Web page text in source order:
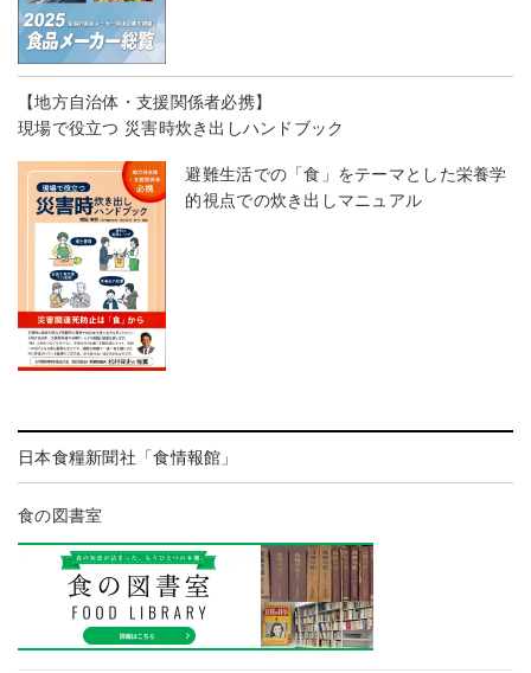
【地方自治体・支援関係者必携】
現場で役立つ 災害時炊き出しハンドブック
避難生活での「食」をテーマとした栄養学
的視点での炊き出しマニュアル
日本食糧新聞社「食情報館」
食の図書室